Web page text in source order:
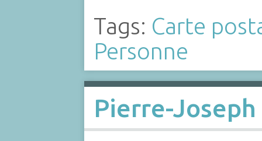
Tags: Carte
Personne
Pierre-